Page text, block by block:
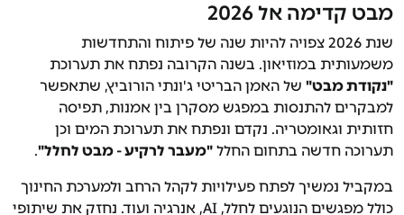
מבט קדימה אל 2026
שנת 2026 צפויה להיות שנה של פיתוח והתחדשות
משמעותית במוזיאון. בשנה הקרובה נפתח את תערוכת
"נקודת מבט" של האמן הבריטי ג'ונתי הורוביץ, שתאפשר
למבקרים להתנסות במפגש מסקרן בין אמנות, תפיסה
חזותית וגאומטריה. נקדם ונפתח את תערוכת המים וכן
תערוכה חדשה בתחום החלל "מעבר לרקיע - מבט לחלל".
במקביל נמשיך לפתח פעילויות לקהל הרחב ולמערכת החינוך
כולל מפגשים הנוגעים לחלל, AI, אנרגיה ועוד. נחזק את שיתופי